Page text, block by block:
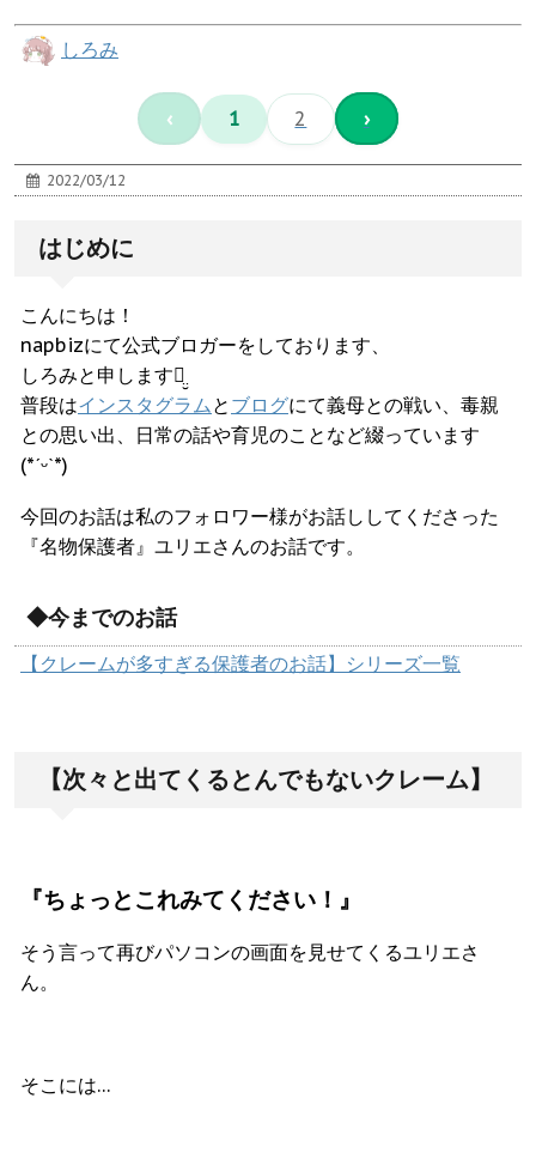
しろみ
‹ 1 2 ›
2022/03/12
はじめに
こんにちは！
napbizにて公式ブロガーをしております、
しろみと申しますꪔ̤̮
普段はインスタグラムと ブログにて義母との戦い、毒親
との思い出、日常の話や育児のことなど綴っています
(*ˊᵕˋ*)
今回のお話は私のフォロワー様がお話ししてくださった
『名物保護者』ユリエさんのお話です。
◆今までのお話
【クレームが多すぎる保護者のお話】シリーズ一覧
【次々と出てくるとんでもないクレーム】
『ちょっとこれみてください！』
そう言って再びパソコンの画面を見せてくるユリエさ
ん。
そこには…